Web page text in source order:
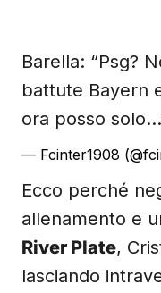
Barella: “Psg?
battute Bayern
ora posso
— Fcinter1908
Ecco perché
allenamento e
River Plate,
lasciando